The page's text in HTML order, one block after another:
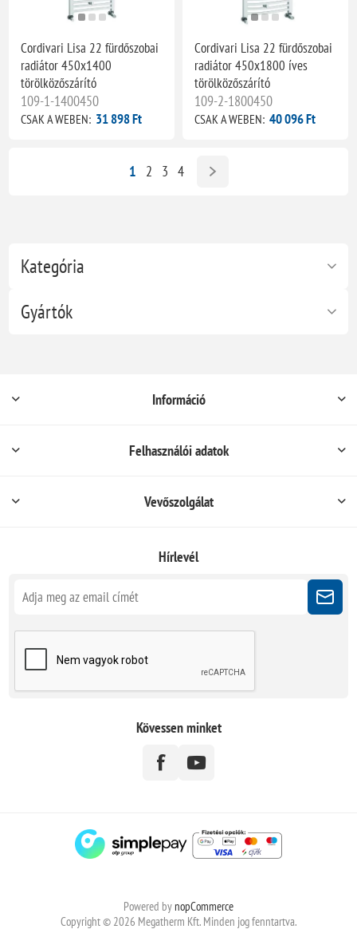
Kategória
Gyártók
Cordivari Lisa 22 fürdőszobai
radiátor 450x1400
törölközőszárító
109-1-1400450
CSAK A WEBEN: 31 898 Ft
Cordivari Lisa 22 fürdőszobai
radiátor 450x1800 íves
törölközőszárító
109-2-1800450
CSAK A WEBEN: 40 096 Ft
1 2 3 4
Információ
Felhasználói adatok
Vevőszolgálat
Hírlevél
Kövessen minket
Powered by nopCommerce
Copyright © 2026 Megatherm Kft. Minden jog fenntartva.